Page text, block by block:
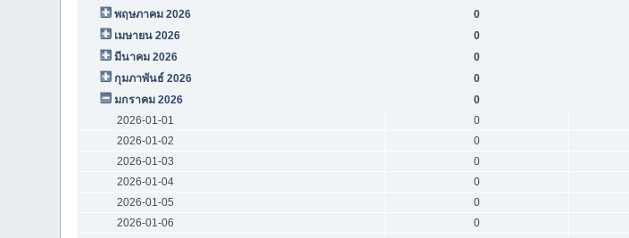
พฤษภาคม 2026
0
เมษายน 2026
0
มีนาคม 2026
0
กุมภาพันธ์ 2026
0
มกราคม 2026
0
2026-01-01
0
2026-01-02
0
2026-01-03
0
2026-01-04
0
2026-01-05
0
2026-01-06
0